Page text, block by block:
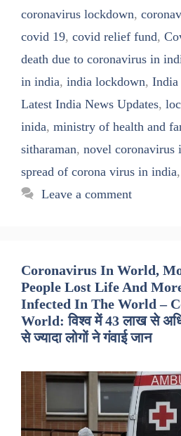
coronavirus lockdown,
covid 19, covid relief fund,
death due to coronavirus in
in india, india lockdown,
Latest India News Updates,
inida, ministry of health and
sitharaman, novel coronavirus
spread of corona virus in india,
Leave a comment
Coronavirus In World,
People Lost Life And
Infected In The World –
World: विश्व में 43 लाख से
से ज्यादा लोगों ने गंवाई जान